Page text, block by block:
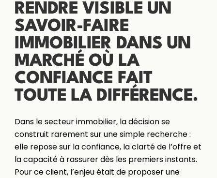
RENDRE VISIBLE UN
SAVOIR-FAIRE
IMMOBILIER DANS UN
MARCHÉ OÙ LA
CONFIANCE FAIT
TOUTE LA DIFFÉRENCE.
Dans le secteur immobilier, la décision se
construit rarement sur une simple recherche :
elle repose sur la confiance, la clarté de l’offre et
la capacité à rassurer dès les premiers instants.
Pour ce client, l’enjeu était de proposer une